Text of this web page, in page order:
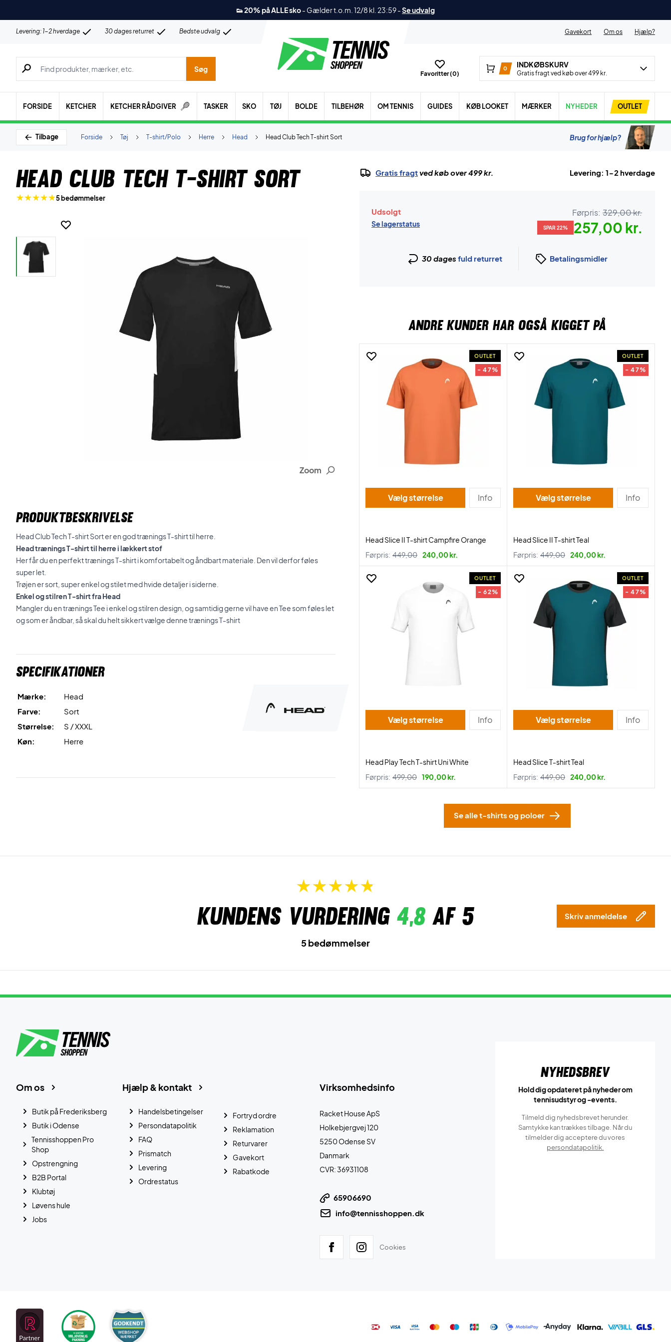
👟 20% på ALLE sko- Gælder t.o.m. 12/8 kl. 23:59-Se udvalg
Levering: 1-2 hverdage 30 dages returret Bedste udvalg Gavekort Om os Hjælp?
Søg efter produkter, mærker etc.
Søg
Favoritter (0)
0 INDKØBSKURV
Gratis fragt ved køb over 499 kr.
FORSIDE KETCHER KETCHER RÅDGIVER TASKER SKO TØJ BOLDE TILBEHØR OM TENNIS GUIDES KØB LOOKET MÆRKER NYHEDER OUTLET
Tilbage Head Club Tech T-shirt Sort
Head
Herre
T-shirt/Polo
Tøj
Forside Brug for hjælp?
Head Club Tech T-shirt Sort
5 bedømmelser
Zoom
PRODUKTBESKRIVELSE
Head Club Tech T-shirt Sort er en god trænings T-shirt til herre.
Head trænings T-shirt til herre i lækkert stof
Her får du en perfekt trænings T-shirt i komfortabelt og åndbart materiale. Den vil derfor føles
super let.
Trøjen er sort, super enkel og stilet med hvide detaljer i siderne.
Enkel og stilren T-shirt fra Head
Mangler du en trænings Tee i enkel og stilren design, og samtidig gerne vil have en Tee som føles let
og som er åndbar, så skal du helt sikkert vælge denne trænings T-shirt
Specifikationer
Mærke:
Head
Farve:
Sort
Størrelse:
S / XXXL
Køn:
Herre
Gratis fragtved køb over 499 kr. Levering: 1-2 hverdage
Udsolgt
Se lagerstatus
Førpris: 329,00 kr.
SPAR 22% 257,00 kr.
30 dages fuld returret Betalingsmidler
ANDRE KUNDER HAR OGSÅ KIGGET PÅ
OUTLET
- 47%
Vælg størrelse Info
Head Slice II T-shirt Campfire Orange
Førpris: 449,00 240,00 kr.
OUTLET
- 47%
Vælg størrelse Info
Head Slice II T-shirt Teal
Førpris: 449,00 240,00 kr.
OUTLET
- 62%
Vælg størrelse Info
Head Play Tech T-shirt Uni White
Førpris: 499,00 190,00 kr.
OUTLET
- 47%
Vælg størrelse Info
Head Slice T-shirt Teal
Førpris: 449,00 240,00 kr.
Se alle t-shirts og poloer
Kundens vurdering 4,8af 5 Skriv anmeldelse
5 bedømmelser
Virksomhedsinfo
Racket House ApS
Holkebjergvej 120
5250 Odense SV
Danmark
CVR: 36931108
65906690
info@tennisshoppen.dk
Cookies
Hjælp & kontakt
Handelsbetingelser
Persondatapolitik
FAQ
Prismatch
Levering
Ordrestatus
Fortryd ordre
Reklamation
Returvarer
Gavekort
Rabatkode
Om os
Butik på Frederiksberg
Butik i Odense
Tennisshoppen Pro
Shop
Opstrengning
B2B Portal
Klubtøj
Løvens hule
Jobs
Nyhedsbrev
Hold dig opdateret på nyheder om
tennisudstyr og -events.
Tilmeld dig nyhedsbrevet herunder.
Samtykke kan trækkes tilbage. Når du
tilmelder dig acceptere du vores
persondatapolitik.